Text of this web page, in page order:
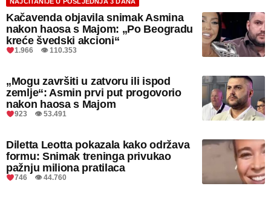
Kačavenda objavila snimak Asmina
nakon haosa s Majom: „Po Beogradu
kreće švedski akcioni“
1.966 👁 110.353
„Mogu završiti u zatvoru ili ispod
zemlje“: Asmin prvi put progovorio
nakon haosa s Majom
923 👁 53.491
Diletta Leotta pokazala kako održava
formu: Snimak treninga privukao
pažnju miliona pratilaca
746 👁 44.760